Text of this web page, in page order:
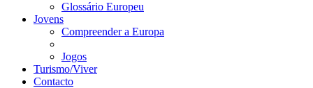
Glossário Europeu
Jovens
Compreender a Europa
Jogos
Turismo/Viver
Contacto